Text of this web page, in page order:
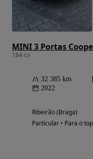
MINI 3 Portas
184 cv
32 385 km
2022
Ribeirão (Braga)
Particular • Para o